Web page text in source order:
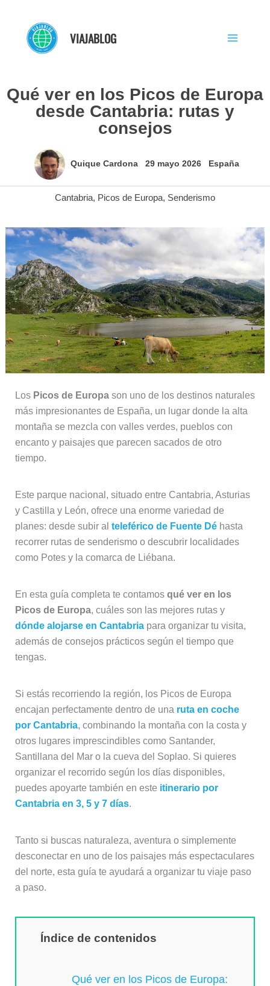
contenido
VIAJABLOG
Qué ver en los Picos de Europa
desde Cantabria: rutas y
consejos
Quique Cardona 29 mayo 2026 España
Cantabria, Picos de Europa, Senderismo
Los Picos de Europason uno de los destinos naturales
más impresionantes de España, un lugar donde la alta
montaña se mezcla con valles verdes, pueblos con
encanto y paisajes que parecen sacados de otro
tiempo.
Este parque nacional, situado entre Cantabria, Asturias
y Castilla y León, ofrece una enorme variedad de
planes: desde subir al teleférico de Fuente Déhasta
recorrer rutas de senderismo o descubrir localidades
como Potes y la comarca de Liébana.
En esta guía completa te contamos qué ver en los
Picos de Europa, cuáles son las mejores rutas y
dónde alojarse en Cantabriapara organizar tu visita,
además de consejos prácticos según el tiempo que
tengas.
Si estás recorriendo la región, los Picos de Europa
encajan perfectamente dentro de una ruta en coche
por Cantabria, combinando la montaña con la costa y
otros lugares imprescindibles como Santander,
Santillana del Mar o la cueva del Soplao. Si quieres
organizar el recorrido según los días disponibles,
puedes apoyarte también en este itinerario por
Cantabria en 3, 5 y 7 días.
Tanto si buscas naturaleza, aventura o simplemente
desconectar en uno de los paisajes más espectaculares
del norte, esta guía te ayudará a organizar tu viaje paso
a paso.
Índice de contenidos
Qué ver en los Picos de Europa: